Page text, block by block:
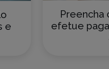
e
Preencha
efetue